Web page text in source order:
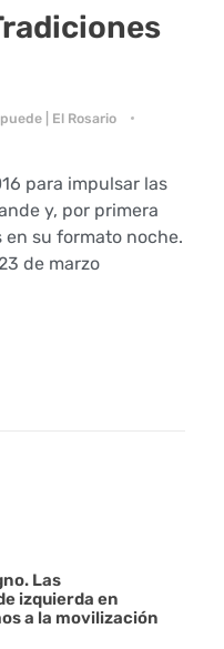
| El Rosario
para impulsar las
y, por primera
su formato noche.
de marzo
Las
izquierda en
a la movilización